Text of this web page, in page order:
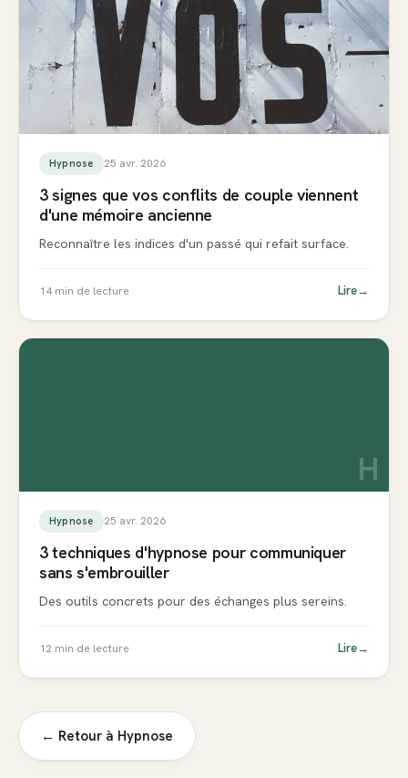
Hypnose 25 avr. 2026
3 signes que vos conflits de couple viennent
d'une mémoire ancienne
Reconnaître les indices d'un passé qui refait surface.
14min de lecture Lire→
H
Hypnose 25 avr. 2026
3 techniques d'hypnose pour communiquer
sans s'embrouiller
Des outils concrets pour des échanges plus sereins.
12 min de lecture Lire→
← Retour à Hypnose